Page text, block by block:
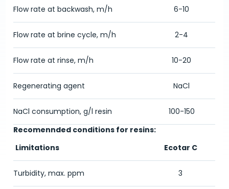
Flow rate at backwash, m/h 6-10
Flow rate at brine cycle, m/h 2-4
Flow rate at rinse, m/h 10-20
Regenerating agent NaCl
NaCl consumption, g/l resin
100-150
Recomennded conditions for resins:
Limitations
Ecotar C
Turbidity, max. ppm 3